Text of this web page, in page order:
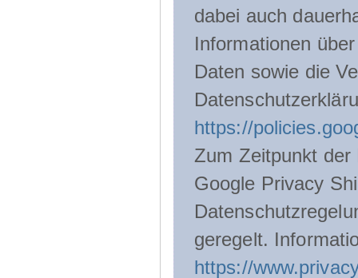
dabei auch
Informationen
Daten sowie die
https://
Zum Zeitpunkt der
Google Privacy
geregelt.
https://